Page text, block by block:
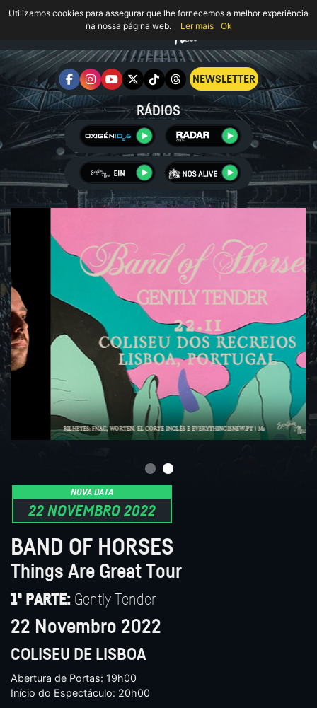
NEWSLETTER
RÁDIOS
22 NOVEMBRO 2022
NOVA DATA
BAND OF HORSES
Things Are Great Tour
1ª PARTE: Gently Tender
22 Novembro 2022
COLISEU DE LISBOA
Abertura de Portas: 19h00
Início do Espectáculo: 20h00
Utilizamos cookies para assegurar que lhe fornecemos a melhor experiência
na nossa página web.
Ler mais Ok